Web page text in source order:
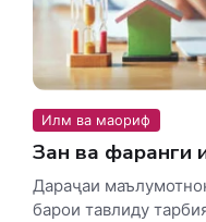
Илм ва маориф
Зан ва фарҳанги
Дараҷаи
барои тавлиду